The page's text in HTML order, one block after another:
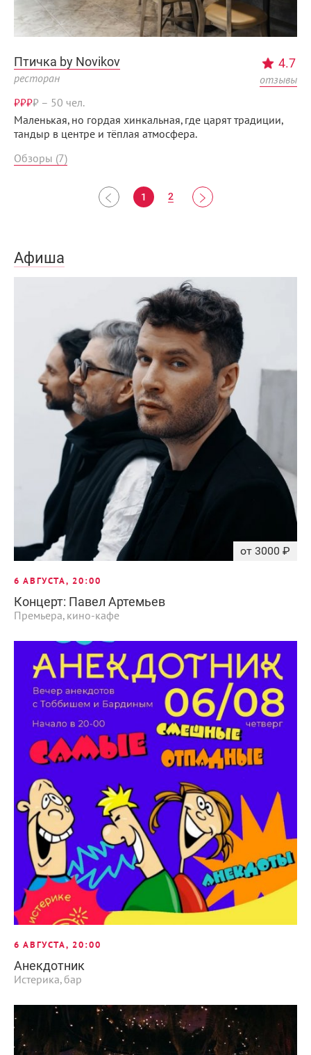
Птичка by Novikov
ресторан
4.7
отзывы
₽₽₽₽ – 50 чел.
Маленькая, но гордая хинкальная, где царят традиции,
тандыр в центре и тёплая атмосфера.
Обзоры (7)
1 2
Афиша
от 3000 ₽
6 АВГУСТА, 20:00
Концерт: Павел Артемьев
Премьера, кино-кафе
6 АВГУСТА, 20:00
Анекдотник
Истерика, бар